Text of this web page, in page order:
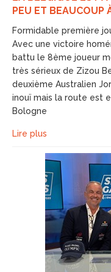
PEU ET BEAUCOUP
Formidable première
Avec une victoire
battu le 8ème joueur
très sérieux de Zizou
deuxième Australien
inouï mais la route est
Bologne
Lire plus